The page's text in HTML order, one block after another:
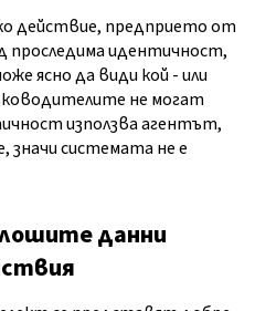
действие, предприето от
проследима идентичност,
ясно да види кой - или
не могат
използва агентът,
значи системата не е
данни